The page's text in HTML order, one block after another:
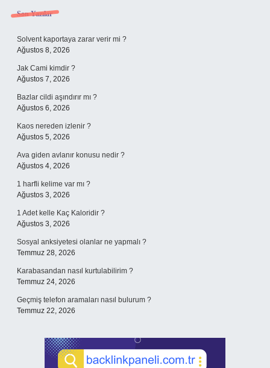
Sidebar
Son Yazılar
Solvent kaportaya zarar verir mi ?
Ağustos 8, 2026
Jak Cami kimdir ?
Ağustos 7, 2026
Bazlar cildi aşındırır mı ?
Ağustos 6, 2026
Kaos nereden izlenir ?
Ağustos 5, 2026
Ava giden avlanır konusu nedir ?
Ağustos 4, 2026
1 harfli kelime var mı ?
Ağustos 3, 2026
1 Adet kelle Kaç Kaloridir ?
Ağustos 3, 2026
Sosyal anksiyetesi olanlar ne yapmalı ?
Temmuz 28, 2026
Karabasandan nasıl kurtulabilirim ?
Temmuz 24, 2026
Geçmiş telefon aramaları nasıl bulurum ?
Temmuz 22, 2026